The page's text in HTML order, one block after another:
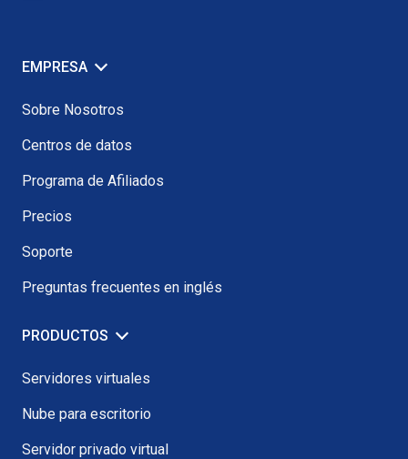
EMPRESA
Sobre Nosotros
Centros de datos
Programa de Afiliados
Precios
Soporte
Preguntas frecuentes en inglés
PRODUCTOS
Servidores virtuales
Nube para escritorio
Servidor privado virtual